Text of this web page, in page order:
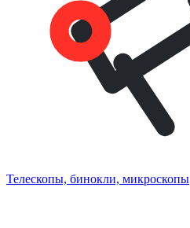
Телескопы, бинокли, микроскопы